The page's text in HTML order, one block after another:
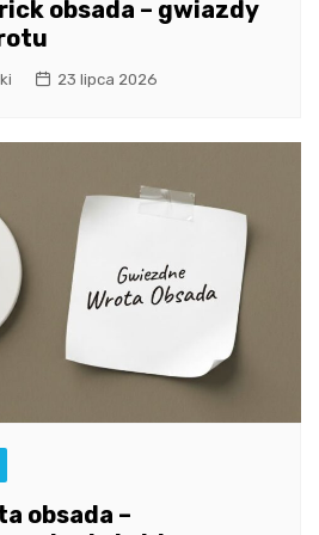
obsada – gwiazdy
23 lipca 2026
obsada –